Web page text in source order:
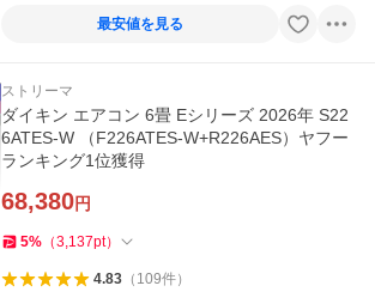
最安値を見る
ストリーマ
ダイキン エアコン 6畳 Eシリーズ 2026年 S22
6ATES-W （F226ATES-W+R226AES）ヤフー
ランキング1位獲得
68,380円
5% （3,137pt）
4.83（ 109件）